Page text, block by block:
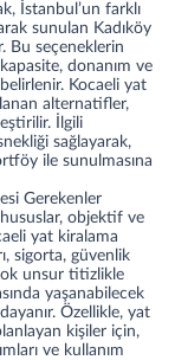
İstanbul’un farklı
sunulan Kadıköy
Bu seçeneklerin
donanım ve
Kocaeli yat
alternatifler,
İlgili
sağlayarak,
ile sunulmasına
Gerekenler
objektif ve
yat kiralama
sigorta, güvenlik
unsur titizlikle
yaşanabilecek
Özellikle, yat
kişiler için,
ve kullanım